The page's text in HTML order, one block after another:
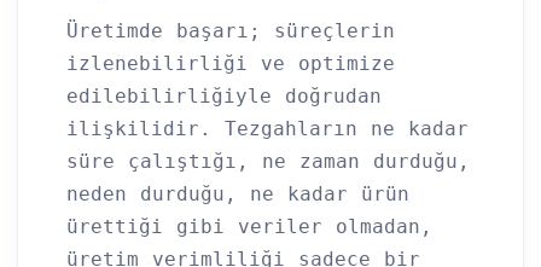
Üretimde başarı; süreçlerin
izlenebilirliği ve optimize
edilebilirliğiyle doğrudan
ilişkilidir. Tezgahların ne kadar
süre çalıştığı, ne zaman durduğu,
neden durduğu, ne kadar ürün
ürettiği gibi veriler olmadan,
üretim verimliliği sadece bir